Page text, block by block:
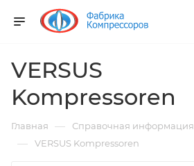
VERSUS
Kompressoren
Главная — Справочная информация
— VERSUS Kompressoren